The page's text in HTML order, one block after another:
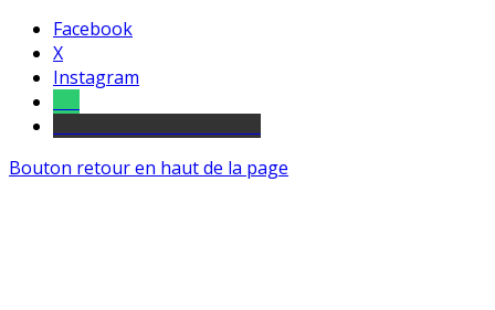
Facebook
X
Instagram
Bouton retour en haut de la page